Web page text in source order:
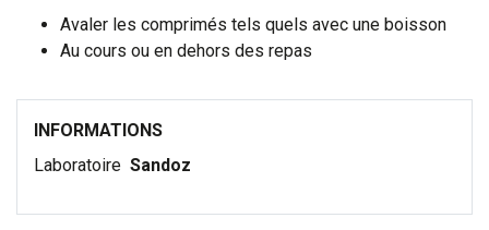
Avaler les comprimés tels quels avec une boisson
Au cours ou en dehors des repas
INFORMATIONS
Laboratoire Sandoz